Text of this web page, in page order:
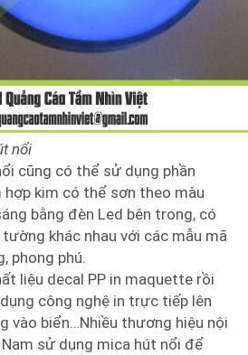
nổi
cũng có thể sử dụng phần
hợp kim có thể sơn theo màu
bằng đèn Led bên trong, có
khác nhau với các mẫu mã
phong phú.
liệu decal PP in maquette rồi
công nghệ in trực tiếp lên
vào biển…Nhiều thương hiệu nội
sử dụng mica hút nổi để